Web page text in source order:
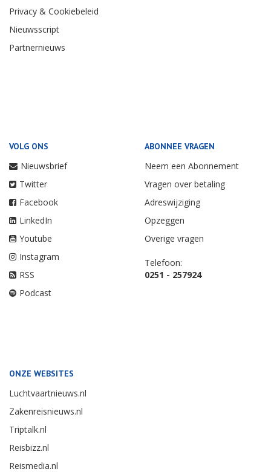
Privacy & Cookiebeleid
Nieuwsscript
Partnernieuws
VOLG ONS
Nieuwsbrief
Twitter
Facebook
LinkedIn
Youtube
Instagram
RSS
Podcast
ABONNEE VRAGEN
Neem een Abonnement
Vragen over betaling
Adreswijziging
Opzeggen
Overige vragen
Telefoon:
0251 - 257924
ONZE WEBSITES
Luchtvaartnieuws.nl
Zakenreisnieuws.nl
Triptalk.nl
Reisbizz.nl
Reismedia.nl